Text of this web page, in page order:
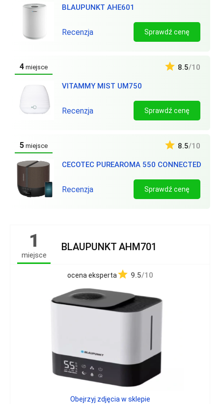
BLAUPUNKT AHE601
Recenzja Sprawdź cenę
4 miejsce
VITAMMY MIST UM750
8.5/10
Recenzja Sprawdź cenę
5 miejsce
CECOTEC PUREAROMA 550 CONNECTED
8.5/10
Recenzja Sprawdź cenę
1
miejsce
BLAUPUNKT AHM701
ocena eksperta 9.5/10
Obejrzyj zdjęcia w sklepie